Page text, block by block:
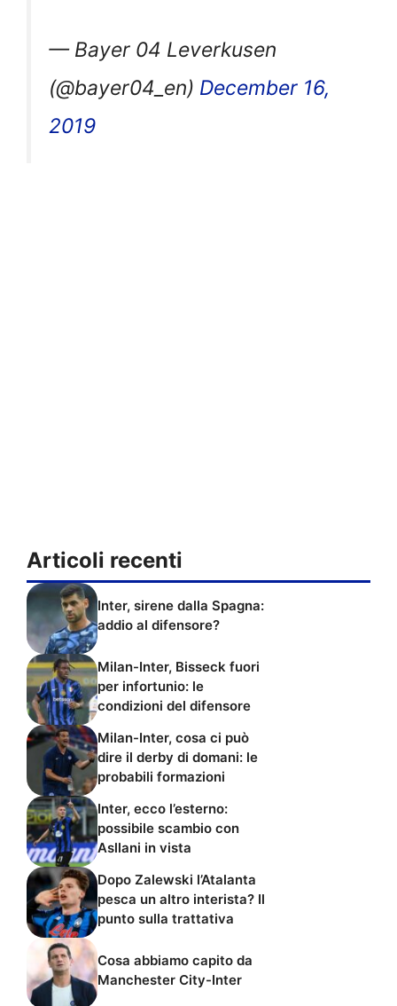
— Bayer 04 Leverkusen
(@bayer04_en) December 16,
2019
Articoli recenti
Inter, sirene dalla Spagna:
addio al difensore?
Milan-Inter, Bisseck fuori
per infortunio: le
condizioni del difensore
Milan-Inter, cosa ci può
dire il derby di domani: le
probabili formazioni
Inter, ecco l’esterno:
possibile scambio con
Asllani in vista
Dopo Zalewski l’Atalanta
pesca un altro interista? Il
punto sulla trattativa
Cosa abbiamo capito da
Manchester City-Inter